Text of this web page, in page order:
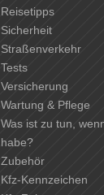
Reisetipps
Sicherheit
Straßenverkehr
Tests
Versicherung
Wartung & Pflege
Was ist zu tun,
habe?
Zubehör
Kfz-Kennzeichen